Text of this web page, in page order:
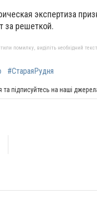
экспертиза
за решеткой.
помилку, виділіть необхідний
#СтараяРудня
та підписуйтесь на наші